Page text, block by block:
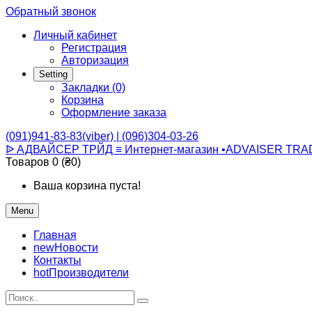
Обратный звонок
Личный кабинет
Регистрация
Авторизация
Setting
Закладки (0)
Корзина
Оформление заказа
(091)941-83-83(viber) | (096)304-03-26
ᐉ АДВАЙСЕР ТРЙД ≡ Интернет-магазин •ADVAISER
Товаров 0 (₴0)
Ваша корзина пуста!
Menu
Главная
newНовости
Контакты
hotПроизводители